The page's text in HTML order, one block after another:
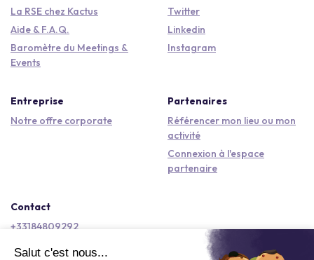
La RSE chez Kactus
Aide & F.A.Q.
Baromètre du Meetings &
Events
Twitter
Linkedin
Instagram
Entreprise
Notre offre corporate
Partenaires
Référencer mon lieu ou mon
activité
Connexion à l'espace
partenaire
Contact
+33184809292